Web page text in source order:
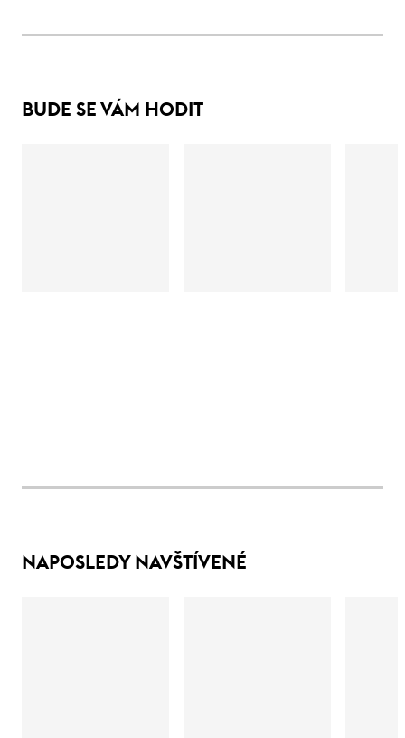
BUDE SE VÁM HODIT
NAPOSLEDY NAVŠTÍVENÉ